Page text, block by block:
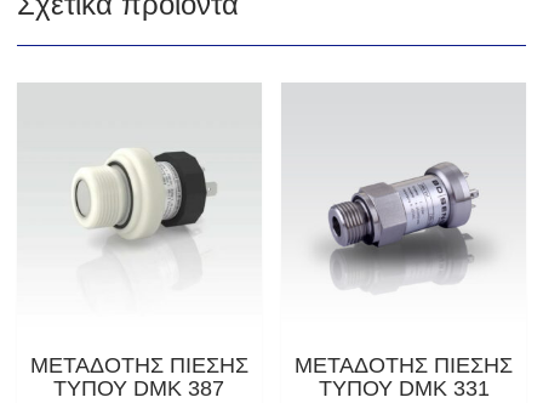
ΜΕΤΑΔΟΤΗΣ ΠΙΕΣΗΣ
ΤΥΠΟΥ DMK 387
ΜΕΤΑΔΟΤΗΣ ΠΙΕΣΗΣ
ΤΥΠΟΥ DMK 331